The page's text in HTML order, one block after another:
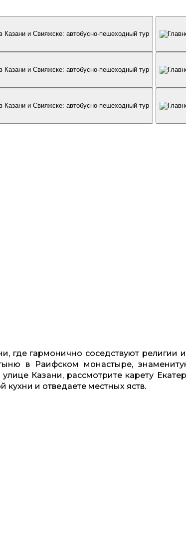
где гармонично соседствуют религии
в Раифском монастыре,
Казани, рассмотрите карету
и отведаете местных яств.